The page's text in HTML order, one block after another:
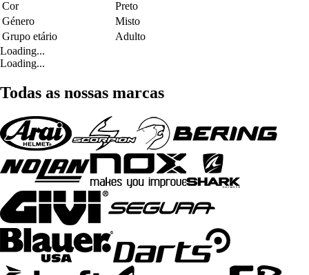
Cor
Preto
Género
Misto
Grupo etário
Adulto
Loading...
Loading...
Todas as nossas marcas